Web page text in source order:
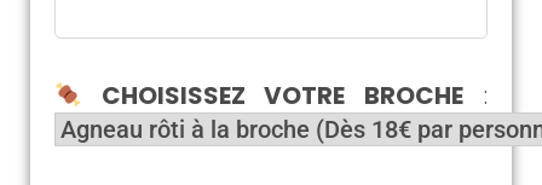
CHOISISSEZ VOTRE BROCHE :